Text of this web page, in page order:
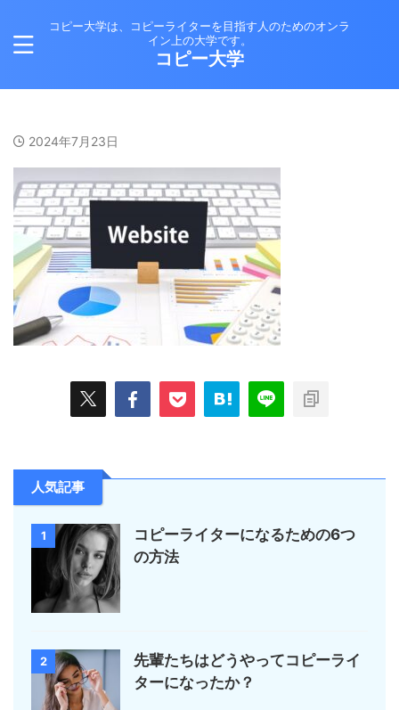
コピー大学は、コピーライターを目指す人のためのオンラ
イン上の大学です。
コピー大学
2024年7月23日
人気記事
1
コピーライターになるための6つ
の方法
2
先輩たちはどうやってコピーライ
ターになったか？